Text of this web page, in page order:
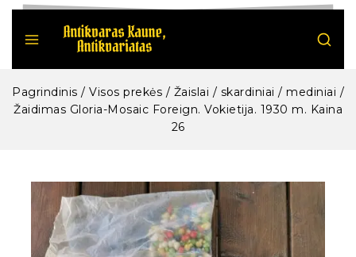
Pagrindinis / Visos prekės / Žaislai / skardiniai / mediniai /
Žaidimas Gloria-Mosaic Foreign. Vokietija. 1930 m. Kaina
26